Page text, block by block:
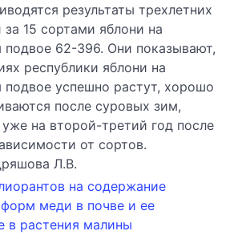
результаты трехлетних
15 сортами яблони на
подвое 62-396. Они показывают,
республики яблони на
подвое успешно растут, хорошо
после суровых зим,
уже на второй-третий год после
от сортов.
Л.В.
на содержание
меди в почве и ее
в растения малины